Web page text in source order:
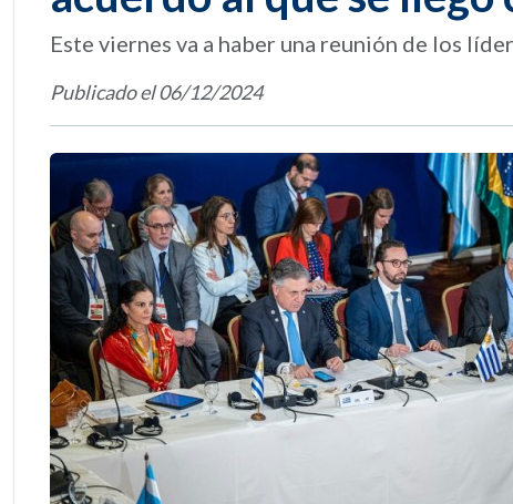
Este viernes va a haber una reunión de los
Publicado el 06/12/2024